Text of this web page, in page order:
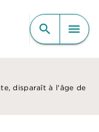
search menu
disparaît à l'âge de